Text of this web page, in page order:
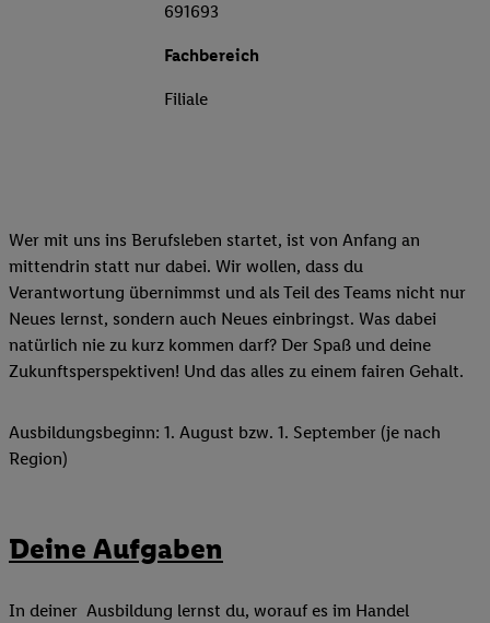
691693
Fachbereich
Filiale
Wer mit uns ins Berufsleben startet, ist von Anfang an
mittendrin statt nur dabei. Wir wollen, dass du
Verantwortung übernimmst und als Teil des Teams nicht nur
Neues lernst, sondern auch Neues einbringst. Was dabei
natürlich nie zu kurz kommen darf? Der Spaß und deine
Zukunftsperspektiven! Und das alles zu einem fairen Gehalt.
Ausbildungsbeginn: 1. August bzw. 1. September (je nach
Region)
Deine Aufgaben
In deiner Ausbildung lernst du, worauf es im Handel